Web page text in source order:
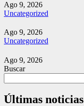
Ago 9, 2026
Uncategorized
Ago 9, 2026
Uncategorized
Ago 9, 2026
Buscar
Últimas noticias